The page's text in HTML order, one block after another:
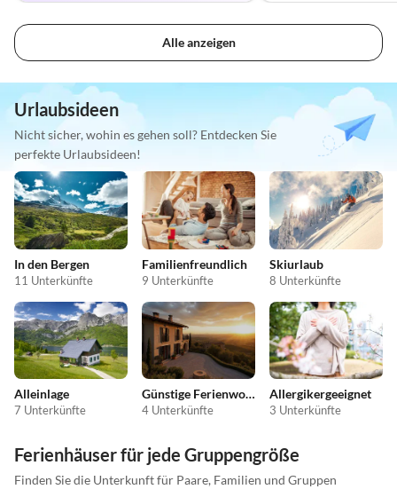
Alle anzeigen
Urlaubsideen
Nicht sicher, wohin es gehen soll? Entdecken Sie
perfekte Urlaubsideen!
In den Bergen
11 Unterkünfte
Familienfreundlich
9 Unterkünfte
Skiurlaub
8 Unterkünfte
Alleinlage
7 Unterkünfte
Günstige Ferienwohnungen
4 Unterkünfte
Allergikergeeignet
3 Unterkünfte
Ferienhäuser für jede Gruppengröße
Finden Sie die Unterkunft für Paare, Familien und Gruppen